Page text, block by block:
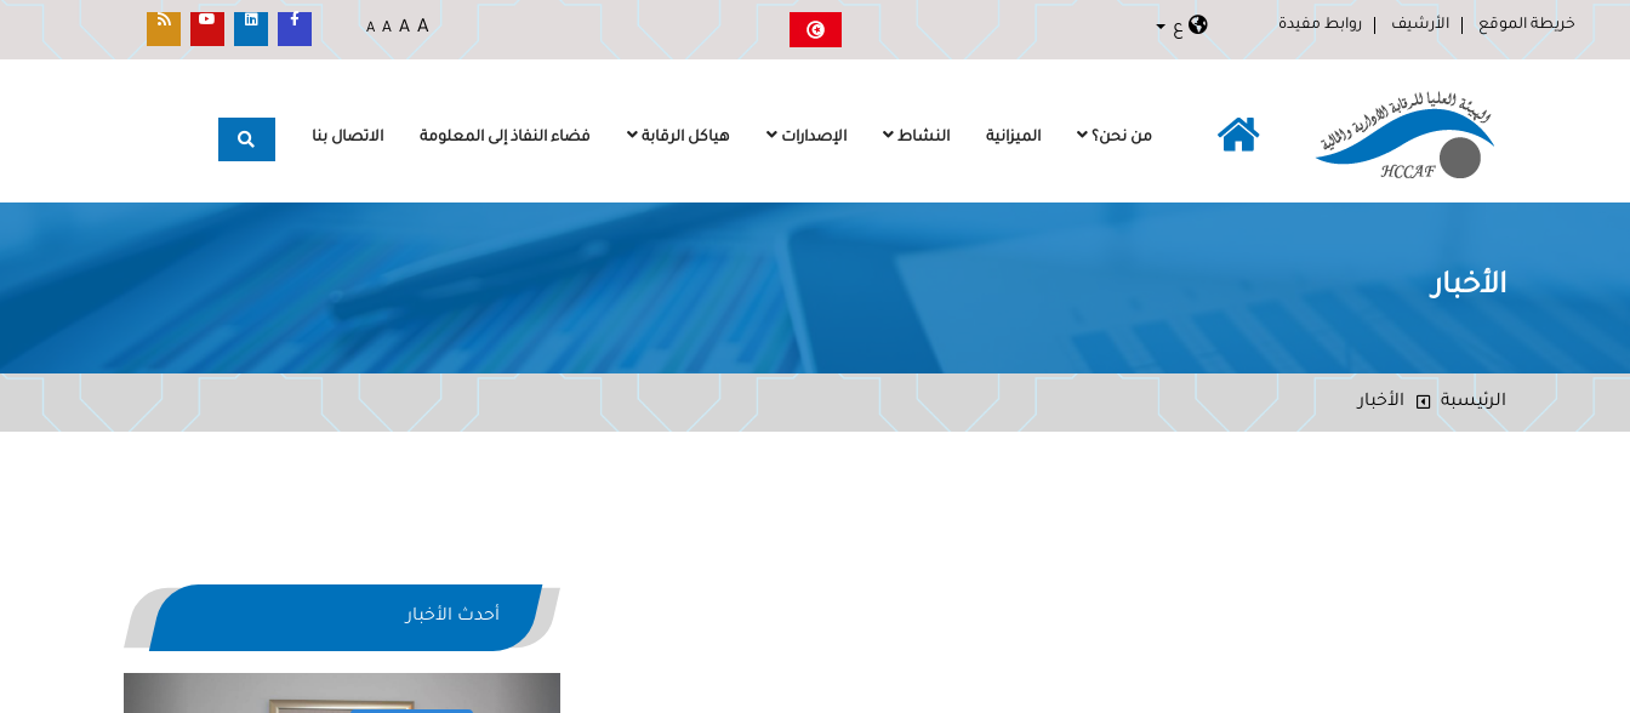
خريطة الموقع الأرشيف روابط مفيدة ع A A A A
من نحن؟ الميزانية النشاط الإصدارات هياكل الرقابة فضاء النفاذ إلى المعلومة الاتصال بنا
الأخبار
الرئيسبة الأخبار
أحدث الأخبار